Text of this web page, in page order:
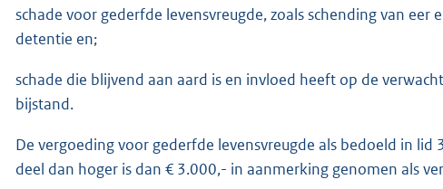
schade voor gederfde levensvreugde, zoals schending van
detentie en;
schade die blijvend aan aard is en invloed heeft op de
bijstand.
De vergoeding voor gederfde levensvreugde als bedoeld in
deel dan hoger is dan € 3.000,- in aanmerking genomen als